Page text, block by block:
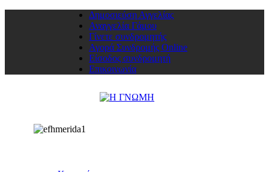
Δημοσιεύση Αγγελίας
Αναγγελία Γάμου
Γίνετε συνδρομητής
Αγορά Συνδρομής Online
Είσοδος συνδρομητή
Επικοινωνία